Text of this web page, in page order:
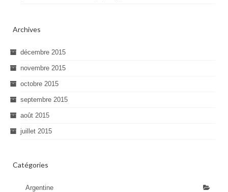
Archives
décembre 2015
novembre 2015
octobre 2015
septembre 2015
août 2015
juillet 2015
Catégories
Argentine